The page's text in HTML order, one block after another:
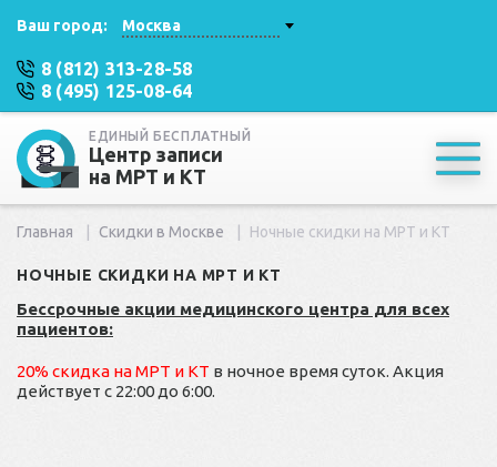
Ваш город: Москва
8 (812) 313-28-58
8 (495) 125-08-64
ЕДИНЫЙ БЕСПЛАТНЫЙ
Центр записи
на МРТ и КТ
Главная Скидки в Москве Ночные скидки на МРТ и КТ
НОЧНЫЕ СКИДКИ НА МРТ И КТ
Бессрочные акции медицинского центра для всех
пациентов:
20% скидка на МРТ и КТ в ночное время суток. Акция
действует с 22:00 до 6:00.